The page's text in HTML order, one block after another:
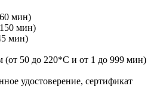
мин)
мин)
мин)
50 до 220*С и от 1 до 999 мин)
удостоверение, сертификат